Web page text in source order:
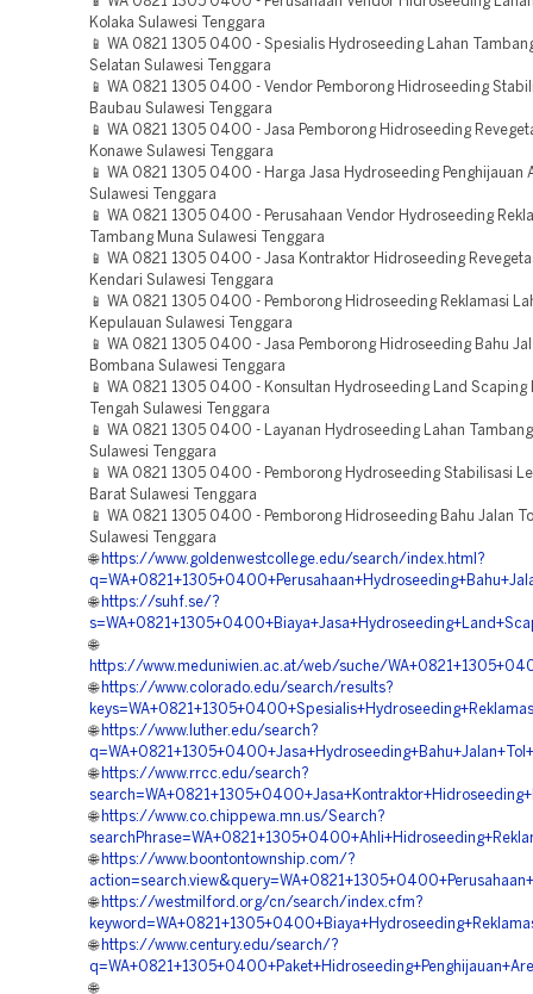
Kolaka Sulawesi Tenggara
📱 WA 0821 1305 0400 - Spesialis Hydroseeding Lahan
Selatan Sulawesi Tenggara
📱 WA 0821 1305 0400 - Vendor Pemborong Hidroseeding
Baubau Sulawesi Tenggara
📱 WA 0821 1305 0400 - Jasa Pemborong Hidroseeding
Konawe Sulawesi Tenggara
📱 WA 0821 1305 0400 - Harga Jasa Hydroseeding Penghijauan
Sulawesi Tenggara
📱 WA 0821 1305 0400 - Perusahaan Vendor Hydroseeding
Tambang Muna Sulawesi Tenggara
📱 WA 0821 1305 0400 - Jasa Kontraktor Hidroseeding
Kendari Sulawesi Tenggara
📱 WA 0821 1305 0400 - Pemborong Hidroseeding Reklamasi
Kepulauan Sulawesi Tenggara
📱 WA 0821 1305 0400 - Jasa Pemborong Hidroseeding Bahu
Bombana Sulawesi Tenggara
📱 WA 0821 1305 0400 - Konsultan Hydroseeding Land Scaping
Tengah Sulawesi Tenggara
📱 WA 0821 1305 0400 - Layanan Hydroseeding Lahan
Sulawesi Tenggara
📱 WA 0821 1305 0400 - Pemborong Hydroseeding Stabilisasi
Barat Sulawesi Tenggara
📱 WA 0821 1305 0400 - Pemborong Hidroseeding Bahu Jalan
Sulawesi Tenggara
🌐 https://www.goldenwestcollege.edu/search/index.html?
🌐 https://suhf.se/?
🌐
https://www.meduniwien.ac.at/web/suche/
🌐 https://www.colorado.edu/search/results?
🌐 https://www.luther.edu/search?
🌐 https://www.rrcc.edu/search?
🌐 https://www.co.chippewa.mn.us/Search?
🌐 https://www.boontontownship.com/?
🌐 https://westmilford.org/cn/search/index.cfm?
🌐 https://www.century.edu/search/?
🌐